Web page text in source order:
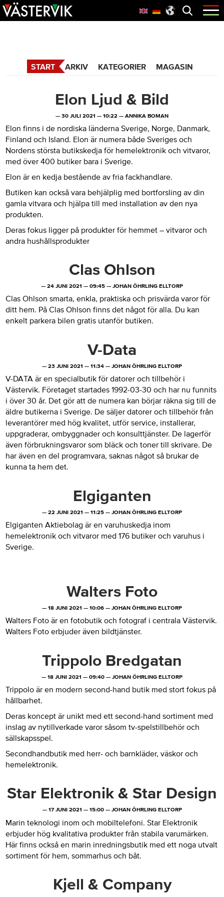
Hoppa
till
Skip
to
Hoppa
till
Öppna
menyn
START ARKIV KATEGORIER MAGASIN
Elon Ljud & Bild
— 30 JULI 2021 — 10:22 — ANNIKA BOMAN
Elon finns i de nordiska länderna Sverige, Norge, Danmark,
Finland och Island. Elon är numera både Sveriges och
Nordens största butikskedja för hemelektronik och vitvaror,
med över 400 butiker bara i Sverige.
Elon är en kedja bestående av fria fackhandlare.
Butiken kan också vara behjälplig med bortforsling av din
gamla vitvara och hjälpa till med installation av den nya
produkten.
Deras fokus ligger på produkter för hemmet – vitvaror och
andra hushållsprodukter
Clas Ohlson
— 24 JUNI 2021 — 09:45 — JOHAN ÖHRLING ELLTORP
Clas Ohlson smarta, enkla, praktiska och prisvärda varor för
ditt hem. På Clas Ohlson finns det något för alla. Du kan
enkelt parkera bilen gratis utanför butiken.
V-Data
— 23 JUNI 2021 — 11:34 — JOHAN ÖHRLING ELLTORP
V-DATA är en specialbutik för datorer och tillbehör i
Västervik. Företaget startades 1992-03-30 och har nu funnits
i över 30 år. Det gör att de numera kan börjar räkna sig till de
äldre butikerna i Sverige. De säljer datorer och tillbehör från
leverantörer med hög kvalitet, utför service, installerar,
uppgraderar, ombyggnader och konsulttjänster. De lagerför
även förbrukningsvaror som bläck och toner till skrivare. De
har även en del programvara, saknas något så brukar de
kunna ta hem det.
Elgiganten
— 22 JUNI 2021 — 11:25 — JOHAN ÖHRLING ELLTORP
Elgiganten Aktiebolag är en varuhuskedja inom
hemelektronik och vitvaror med 176 butiker och varuhus i
Sverige.
Walters Foto
— 18 JUNI 2021 — 10:06 — JOHAN ÖHRLING ELLTORP
Walters Foto är en fotobutik och fotograf i centrala Västervik.
Walters Foto erbjuder även bildtjänster.
Trippolo Bredgatan
— 18 JUNI 2021 — 09:40 — JOHAN ÖHRLING ELLTORP
Trippolo är en modern second-hand butik med stort fokus på
hållbarhet.
Deras koncept är unikt med ett second-hand sortiment med
inslag av nytillverkade varor såsom tv-spelstillbehör och
sällskapsspel.
Secondhandbutik med herr- och barnkläder, väskor och
hemelektronik.
Star Elektronik & Star Design
— 17 JUNI 2021 — 15:00— JOHAN ÖHRLING ELLTORP
Marin teknologi inom och mobiltelefoni. Star Elektronik
erbjuder hög kvalitativa produkter från stabila varumärken.
Här finns också en marin inredningsbutik med ett noga utvalt
sortiment för hem, sommarhus och båt.
Kjell & Company